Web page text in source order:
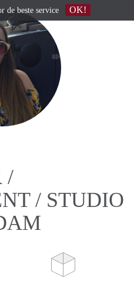
/
/ STUDIO
de beste service OK!